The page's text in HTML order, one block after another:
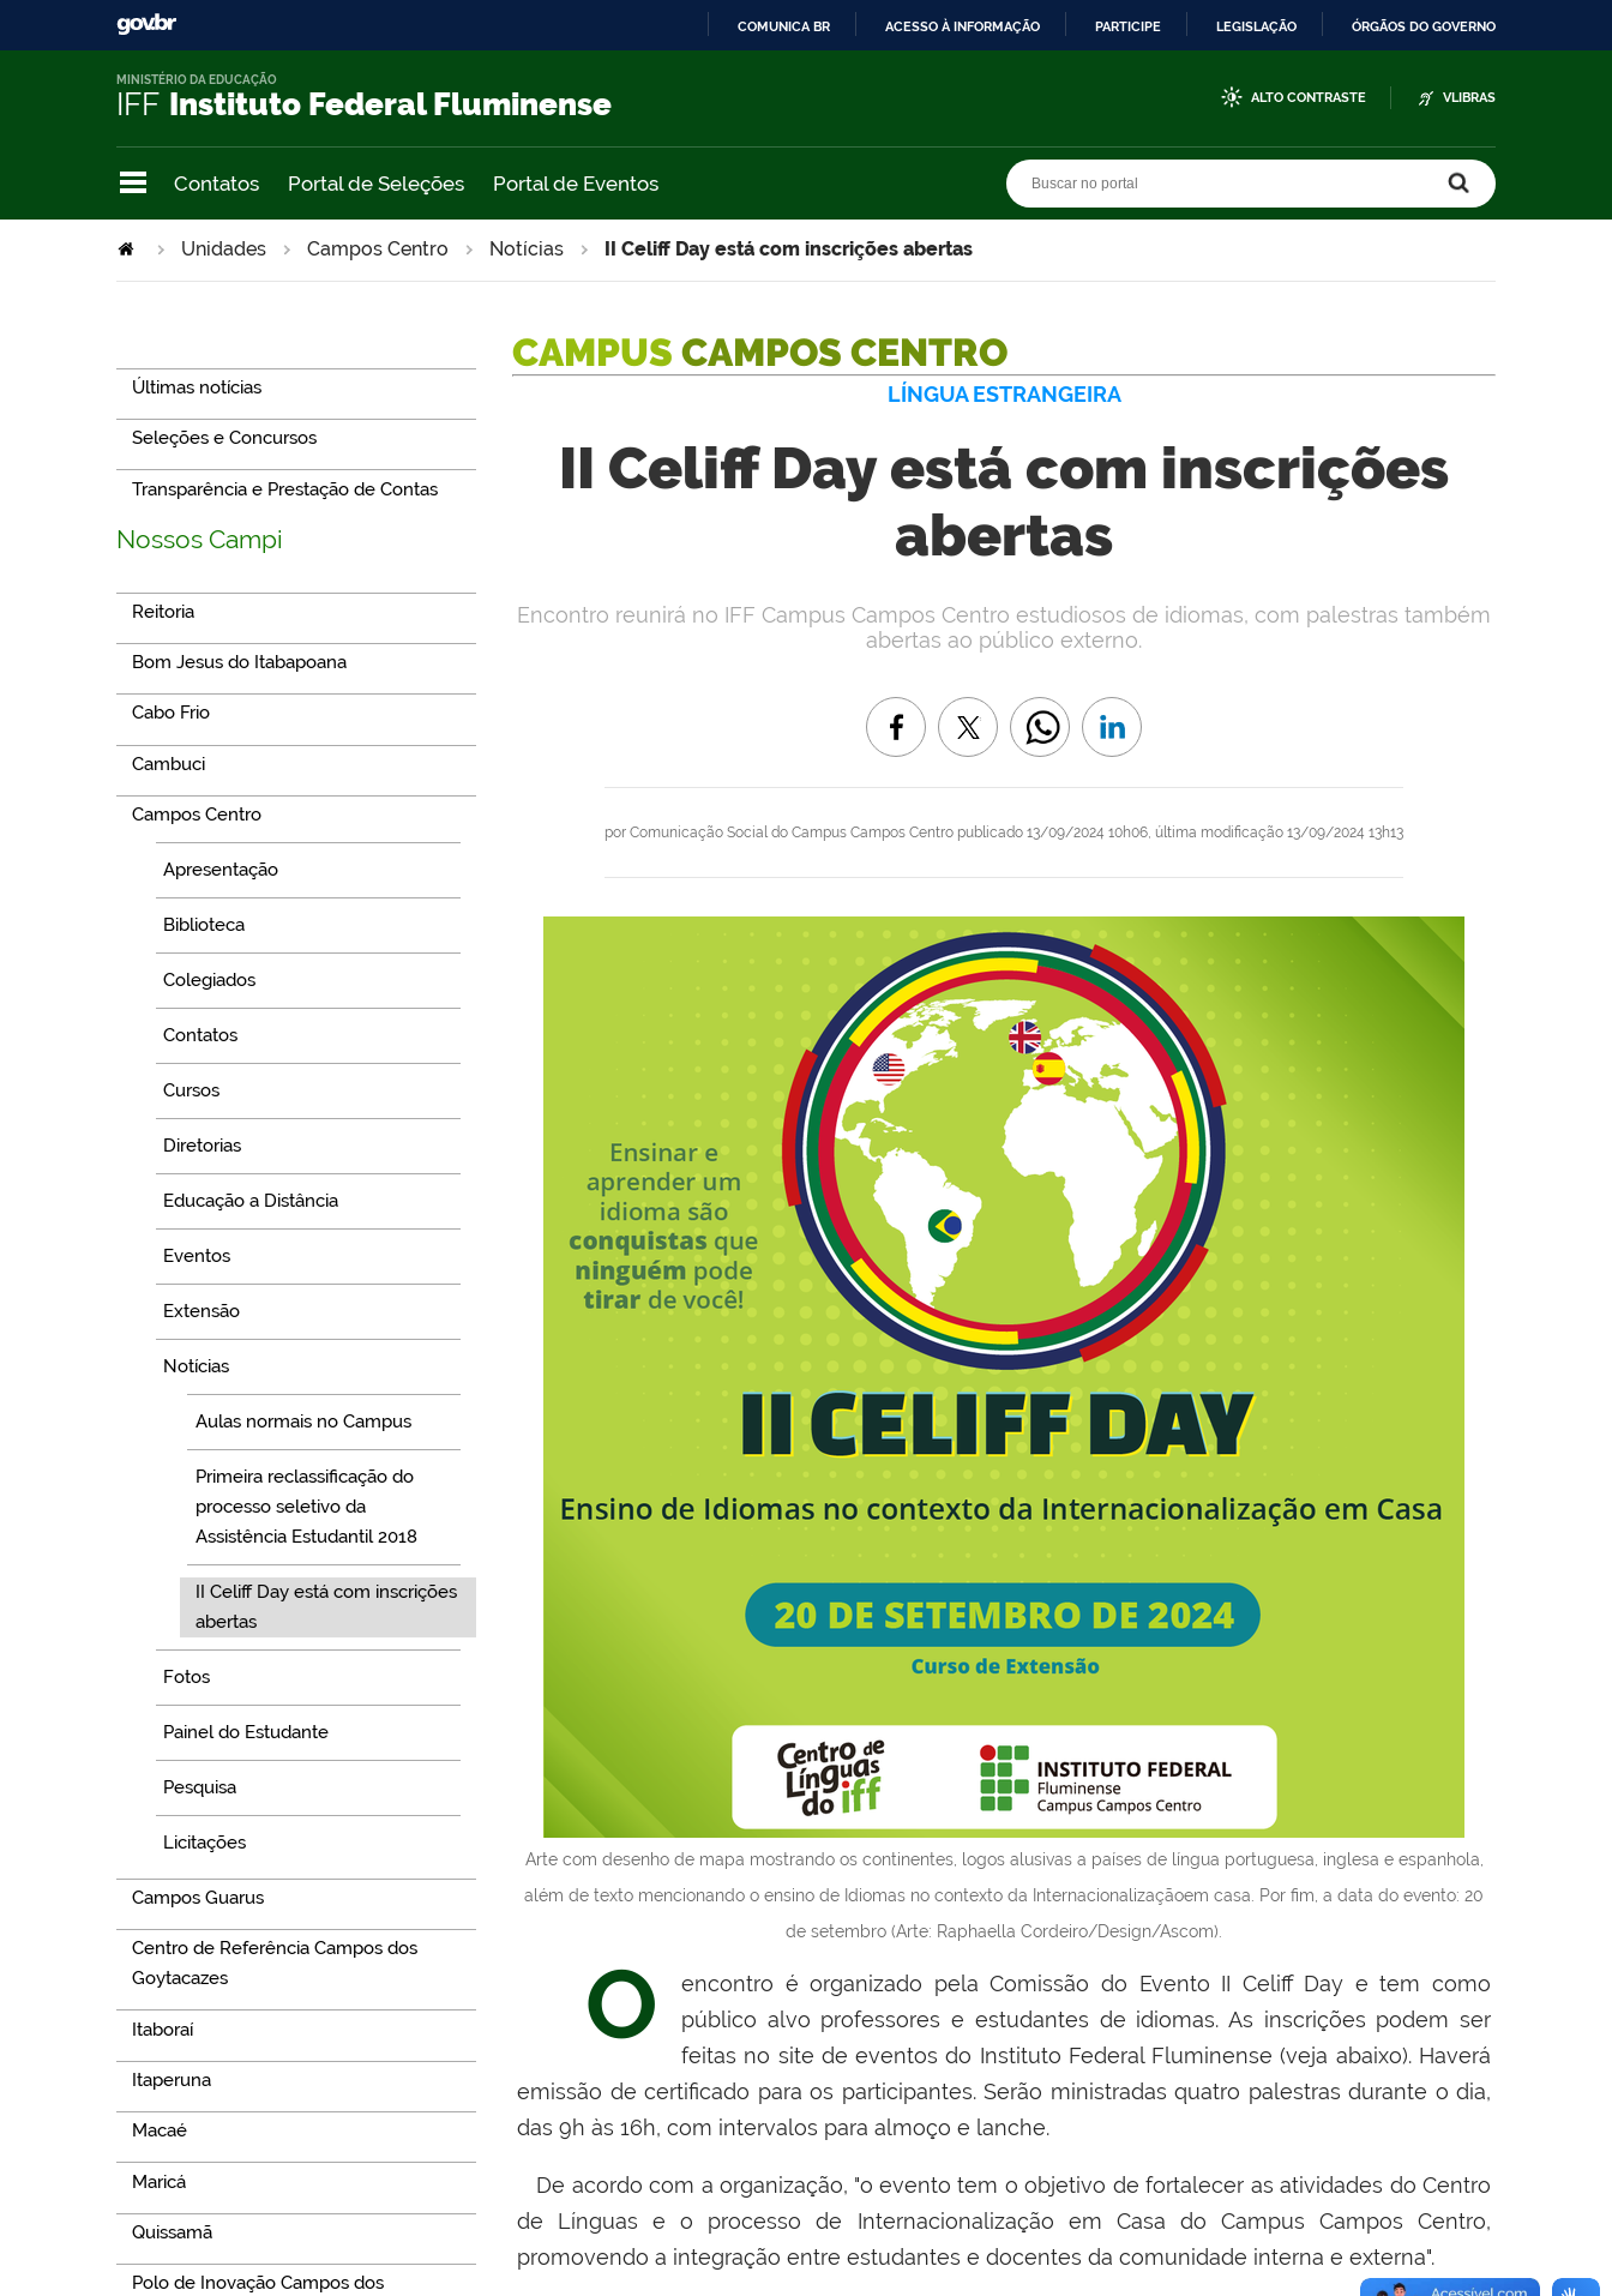
COMUNICA BR ACESSO À INFORMAÇÃO PARTICIPE LEGISLAÇÃO ÓRGÃOS DO GOVERNO
IFF Instituto Federal Fluminense
MINISTÉRIO DA EDUCAÇÃO
ALTO CONTRASTE VLIBRAS
Contatos Portal de Seleções Portal de Eventos
Unidades Campos Centro Notícias II Celiff Day está com inscrições abertas
Últimas notícias
Seleções e Concursos
Transparência e Prestação de Contas
Nossos Campi
Reitoria
Bom Jesus do Itabapoana
Cabo Frio
Cambuci
Campos Centro
Apresentação
Biblioteca
Colegiados
Contatos
Cursos
Diretorias
Educação a Distância
Eventos
Extensão
Notícias
Aulas normais no Campus
Primeira reclassificação do
processo seletivo da
Assistência Estudantil 2018
II Celiff Day está com inscrições
abertas
Fotos
Painel do Estudante
Pesquisa
Licitações
Campos Guarus
Centro de Referência Campos dos
Goytacazes
Itaboraí
Itaperuna
Macaé
Maricá
Quissamã
Polo de Inovação Campos dos
CAMPUS CAMPOS CENTRO
LÍNGUA ESTRANGEIRA
II Celiff Day está com inscrições
abertas
por Comunicação Social do Campus Campos Centro publicado 13/09/2024 10h06, última modificação 13/09/2024 13h13
Encontro reunirá no IFF Campus Campos Centro estudiosos de idiomas, com palestras também
abertas ao público externo.
Arte com desenho de mapa mostrando os continentes, logos alusivas a países de língua portuguesa, inglesa e espanhola,
além de texto mencionando o ensino de Idiomas no contexto da Internacionalizaçãoem casa. Por fim, a data do evento: 20
de setembro (Arte: Raphaella Cordeiro/Design/Ascom).
O encontro é organizado pela Comissão do Evento II Celiff Day e tem como
público alvo professores e estudantes de idiomas. As inscrições podem ser
feitas no site de eventos do Instituto Federal Fluminense (veja abaixo). Haverá
emissão de certificado para os participantes. Serão ministradas quatro palestras durante o dia,
das 9h às 16h, com intervalos para almoço e lanche.
De acordo com a organização, "o evento tem o objetivo de fortalecer as atividades do Centro
de Línguas e o processo de Internacionalização em Casa do Campus Campos Centro,
promovendo a integração entre estudantes e docentes da comunidade interna e externa".